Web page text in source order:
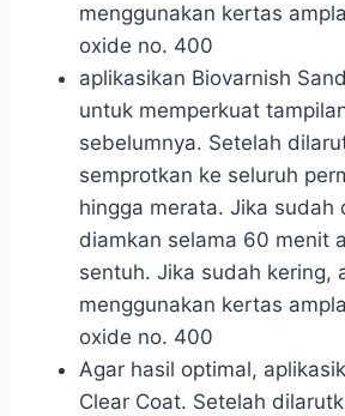
menggunakan kertas
oxide no. 400
aplikasikan Biovarnish
untuk memperkuat
sebelumnya. Setelah
semprotkan ke seluruh
hingga merata. Jika sudah
diamkan selama 60 menit
sentuh. Jika sudah kering,
menggunakan kertas
oxide no. 400
Agar hasil optimal,
Clear Coat. Setelah